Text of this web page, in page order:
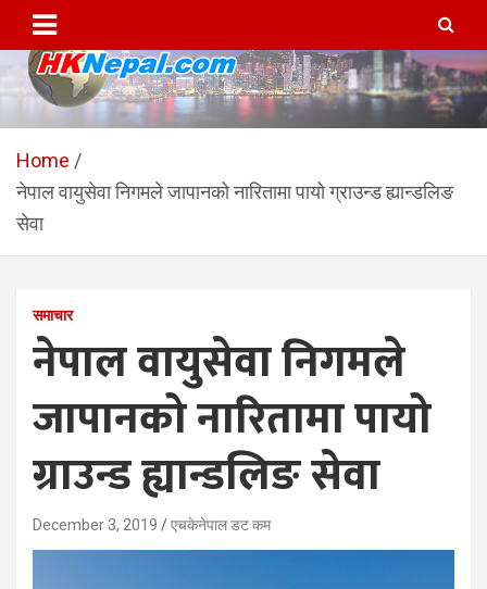
content
HKNepal.com – हङकङबाट
सञ्चालित पहिलो नेपाली अनलाईन
पत्रिका
hknepal, hknepal.com, hk nepal, hk nepal com
Home
नेपाल वायुसेवा निगमले जापानको नारितामा पायो ग्राउन्ड ह्यान्डलिङ
सेवा
समाचार
नेपाल वायुसेवा निगमले
जापानको नारितामा पायो
ग्राउन्ड ह्यान्डलिङ सेवा
December 3, 2019 एचकेनेपाल डट कम